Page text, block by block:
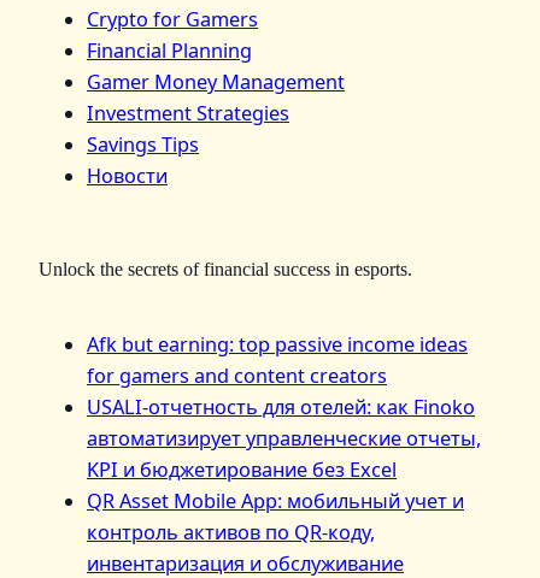
Crypto for Gamers
Financial Planning
Gamer Money Management
Investment Strategies
Savings Tips
Новости
Unlock the secrets of financial success in esports.
Afk but earning: top passive income ideas
for gamers and content creators
USALI-отчетность для отелей: как Finoko
автоматизирует управленческие отчеты,
KPI и бюджетирование без Excel
QR Asset Mobile App: мобильный учет и
контроль активов по QR‑коду,
инвентаризация и обслуживание